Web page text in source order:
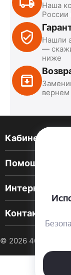
Наша
Нашли
—
ниже
вернем
Кабинет
Помощь
Интернет-
Контакты
© 2026 40 DEN.